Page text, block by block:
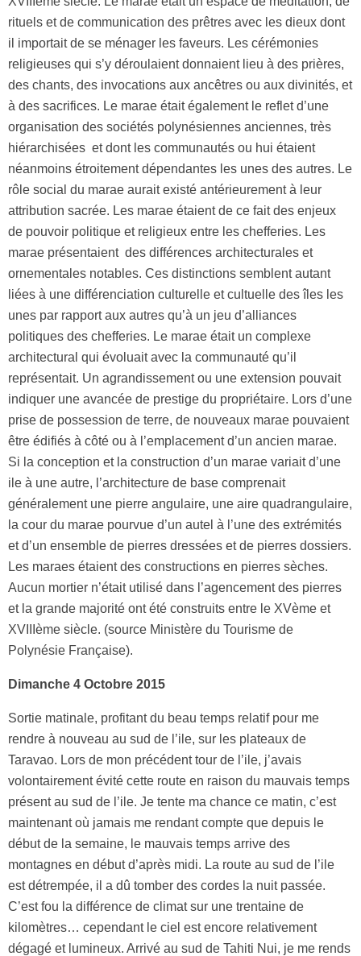
rituels et de communication des prêtres avec les dieux dont
il importait de se ménager les faveurs. Les cérémonies
religieuses qui s’y déroulaient donnaient lieu à des prières,
des chants, des invocations aux ancêtres ou aux divinités, et
à des sacrifices. Le marae était également le reflet d’une
organisation des sociétés polynésiennes anciennes, très
hiérarchisées et dont les communautés ou hui étaient
néanmoins étroitement dépendantes les unes des autres. Le
rôle social du marae aurait existé antérieurement à leur
attribution sacrée. Les marae étaient de ce fait des enjeux
de pouvoir politique et religieux entre les chefferies. Les
marae présentaient des différences architecturales et
ornementales notables. Ces distinctions semblent autant
liées à une différenciation culturelle et cultuelle des îles les
unes par rapport aux autres qu’à un jeu d’alliances
politiques des chefferies. Le marae était un complexe
architectural qui évoluait avec la communauté qu’il
représentait. Un agrandissement ou une extension pouvait
indiquer une avancée de prestige du propriétaire. Lors d’une
prise de possession de terre, de nouveaux marae pouvaient
être édifiés à côté ou à l’emplacement d’un ancien marae.
Si la conception et la construction d’un marae variait d’une
ile à une autre, l’architecture de base comprenait
généralement une pierre angulaire, une aire quadrangulaire,
la cour du marae pourvue d’un autel à l’une des extrémités
et d’un ensemble de pierres dressées et de pierres dossiers.
Les maraes étaient des constructions en pierres sèches.
Aucun mortier n’était utilisé dans l’agencement des pierres
et la grande majorité ont été construits entre le XVème et
XVIIIème siècle. (source Ministère du Tourisme de
Polynésie Française).
Dimanche 4 Octobre 2015
Sortie matinale, profitant du beau temps relatif pour me
rendre à nouveau au sud de l’ile, sur les plateaux de
Taravao. Lors de mon précédent tour de l’ile, j’avais
volontairement évité cette route en raison du mauvais temps
présent au sud de l’ile. Je tente ma chance ce matin, c’est
maintenant où jamais me rendant compte que depuis le
début de la semaine, le mauvais temps arrive des
montagnes en début d’après midi. La route au sud de l’ile
est détrempée, il a dû tomber des cordes la nuit passée.
C’est fou la différence de climat sur une trentaine de
kilomètres… cependant le ciel est encore relativement
dégagé et lumineux. Arrivé au sud de Tahiti Nui, je me rends